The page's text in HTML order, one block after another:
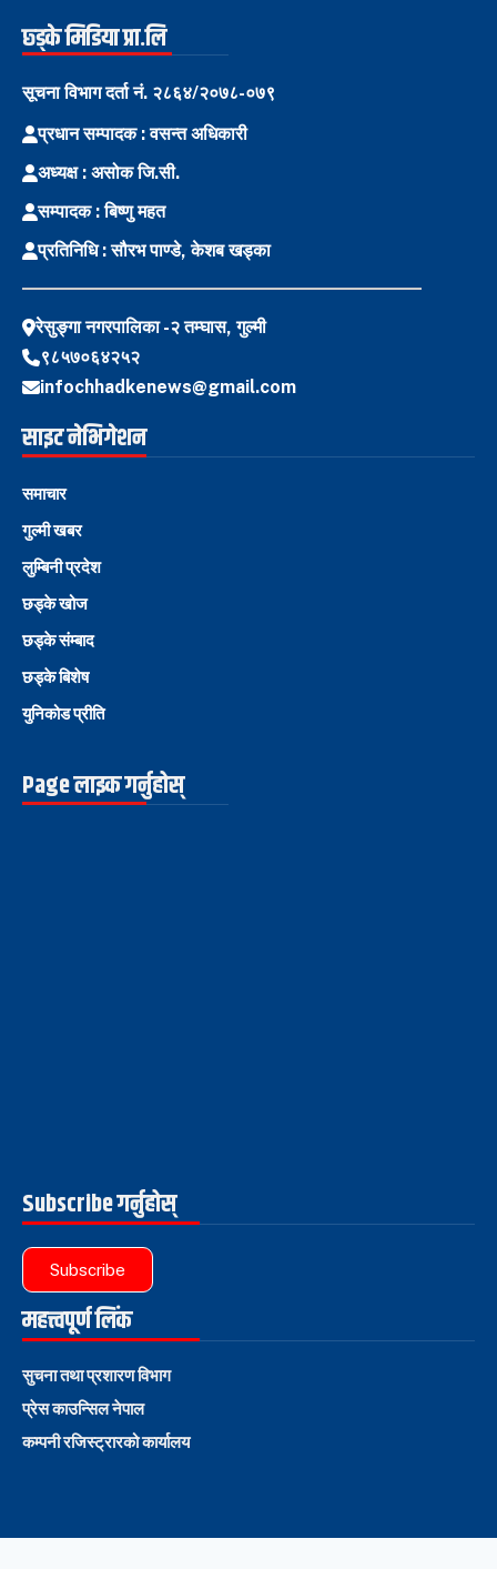
छ्ड्के मिडिया प्रा.लि
सूचना विभाग दर्ता नं. २८६४/२०७८-०७९
प्रधान सम्पादक : वसन्त अधिकारी
अध्यक्ष : असोक जि.सी.
सम्पादक : बिष्णु महत
प्रतिनिधि : सौरभ पाण्डे, केशब खड्का
रेसुङ्गा नगरपालिका -२ तम्घास, गुल्मी
९८५७०६४२५२
infochhadkenews@gmail.com
साइट नेभिगेशन
समाचार
गुल्मी खबर
लुम्बिनी प्रदेश
छड्के खोज
छड्के संम्बाद
छड्के बिशेष
युनिकोड प्रीति
Page लाइक गर्नुहोस्
Subscribe गर्नुहोस्
Subscribe
महत्त्वपूर्ण लिंक
सुचना तथा प्रशारण विभाग
प्रेस काउन्सिल नेपाल
कम्पनी रजिस्ट्रारको कार्यालय